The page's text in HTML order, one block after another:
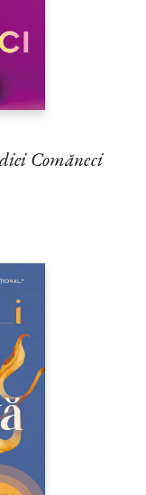
Comăneci